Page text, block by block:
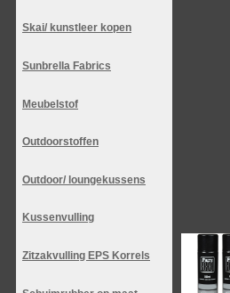
Skai/ kunstleer kopen
Sunbrella Fabrics
Meubelstof
Outdoorstoffen
Outdoor/ loungekussens
Kussenvulling
Zitzakvulling EPS Korrels